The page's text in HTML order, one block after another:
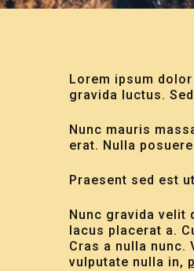
Lorem ipsum
gravida luctus.
Nunc mauris
erat. Nulla
Praesent sed est
Nunc gravida
lacus placerat a.
Cras a nulla
vulputate nulla in,